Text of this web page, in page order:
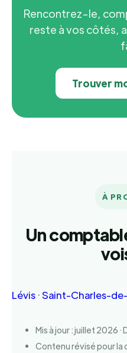
Rencontrez-le,
reste à vos côtés,
Trouver
À
Un
Lévis ·Saint-Charles-
Mis à jour : juillet 2026
Contenu révisé pour